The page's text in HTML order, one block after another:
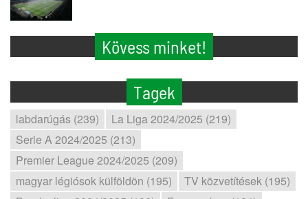
Kövess minket!
Tagek
labdarúgás (239)
La Liga 2024/2025 (219)
Serie A 2024/2025 (213)
Premier League 2024/2025 (209)
magyar légiósok külföldön (195)
TV közvetítések (195)